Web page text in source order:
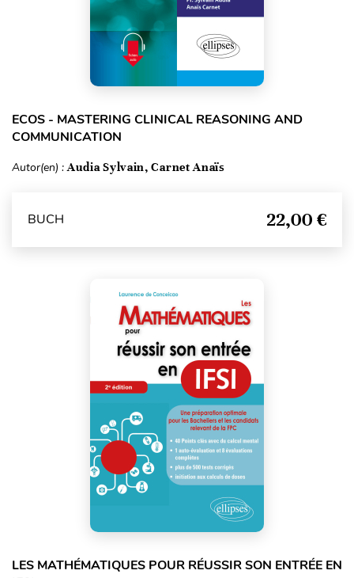
ECOS - MASTERING CLINICAL REASONING AND
COMMUNICATION
Autor(en) :Audia Sylvain, Carnet Anaïs
BUCH 22,00 €
LES MATHÉMATIQUES POUR RÉUSSIR SON ENTRÉE EN